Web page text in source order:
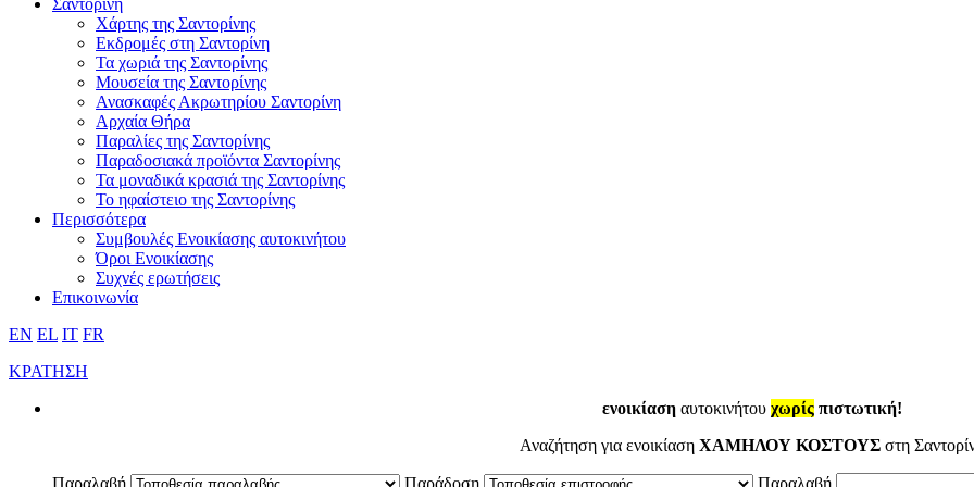
Χάρτης της Σαντορίνης
Εκδρομές στη Σαντορίνη
Τα χωριά της Σαντορίνης
Μουσεία της Σαντορίνης
Ανασκαφές Ακρωτηρίου Σαντορίνη
Αρχαία Θήρα
Παραλίες της Σαντορίνης
Παραδοσιακά προϊόντα Σαντορίνης
Τα μοναδικά κρασιά της Σαντορίνης
Το ηφαίστειο της Σαντορίνης
Περισσότερα
Συμβουλές Ενοικίασης αυτοκινήτου
Όροι Ενοικίασης
Συχνές ερωτήσεις
Επικοινωνία
EN EL IT FR
ΚΡΑΤΗΣΗ
ενοικίαση αυτοκινήτου χωρίς πιστωτική!
Αναζήτηση για ενοικίαση ΧΑΜΗΛΟΥ ΚΟΣΤΟΥΣ στη
Παραλαβή Παράδοση Παραλαβή